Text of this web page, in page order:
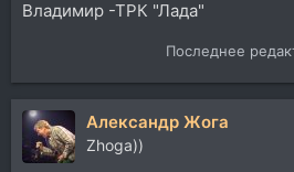
Владимир -ТРК "Лада"
Последнее
Александр Жога
Zhoga))